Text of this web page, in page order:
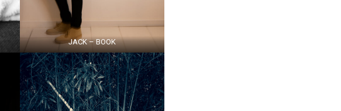
JACK – BOOK